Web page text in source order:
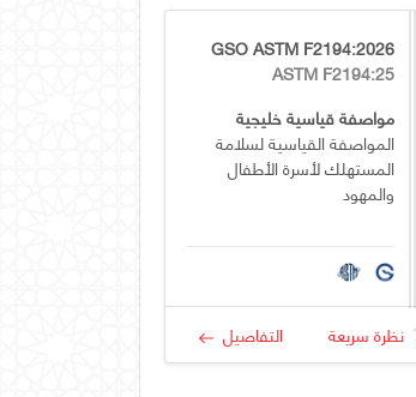
GSO ASTM F2194:2026
ASTM F2194:25
مواصفة قياسية خليجية
المواصفة القياسية لسلامة
المستهلك لأسرة الأطفال
والمهود
نظرة سريعة التفاصيل